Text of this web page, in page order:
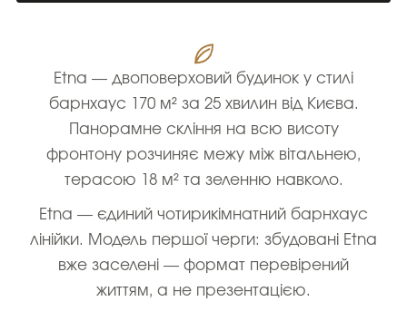
Etna — двоповерховий будинок у стилі
барнхаус 170 м² за 25 хвилин від Києва.
Панорамне скління на всю висоту
фронтону розчиняє межу між вітальнею,
терасою 18 м² та зеленню навколо.
Etna — єдиний чотирикімнатний барнхаус
лінійки. Модель першої черги: збудовані Etna
вже заселені — формат перевірений
життям, а не презентацією.